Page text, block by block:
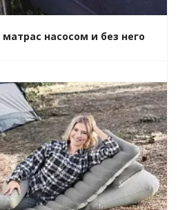
насосом и без него